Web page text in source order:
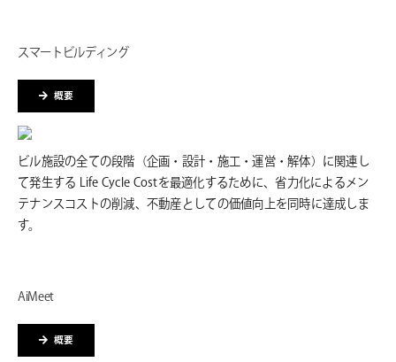
スマートビルディング
概要
ビル施設の全ての段階（企画・設計・施工・運営・解体）に関連し
て発生する Life Cycle Costを最適化するために、省力化によるメン
テナンスコストの削減、不動産としての価値向上を同時に達成しま
す。
AiMeet
概要